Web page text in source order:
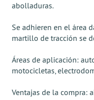
abolladuras.
Se adhieren en el área
martillo de tracción se
Áreas de aplicación:
motocicletas,
Ventajas de la compra: